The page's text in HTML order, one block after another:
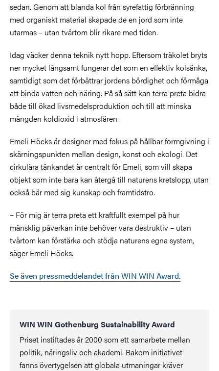
sedan. Genom att blanda kol från syrefattig förbränning
med organiskt material skapade de en jord som inte
utarmas – utan tvärtom blir rikare med tiden.
Idag väcker denna teknik nytt hopp. Eftersom träkolet bryts
ner mycket långsamt fungerar det som en effektiv kolsänka,
samtidigt som det förbättrar jordens bördighet och förmåga
att binda vatten och näring. På så sätt kan terra preta bidra
både till ökad livsmedelsproduktion och till att minska
mängden koldioxid i atmosfären.
Emeli Höcks är designer med fokus på hållbar formgivning i
skärningspunkten mellan design, konst och ekologi. Det
cirkulära tänkandet är centralt för Emeli, som vill skapa
objekt som inte bara kan återgå till naturens kretslopp, utan
också bär med sig kunskap och framtidstro.
– För mig är terra preta ett kraftfullt exempel på hur
mänsklig påverkan inte behöver vara destruktiv – utan
tvärtom kan förstärka och stödja naturens egna system,
säger Emeli Höcks.
Se även pressmeddelandet från WIN WIN Award.
WIN WIN Gothenburg Sustainability Award
Priset instiftades år 2000 som ett samarbete mellan
politik, näringsliv och akademi. Bakom initiativet
fanns övertygelsen att globala utmaningar kräver